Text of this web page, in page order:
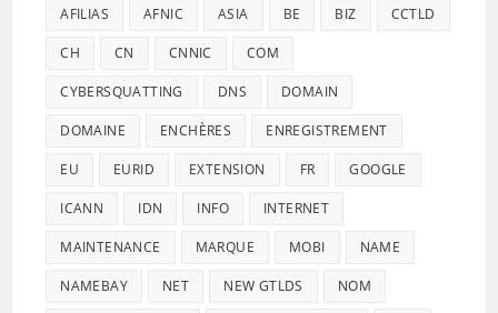
AFILIAS AFNIC ASIA BE BIZ CCTLD
CH CN CNNIC COM
CYBERSQUATTING DNS DOMAIN
DOMAINE ENCHÈRES ENREGISTREMENT
EU EURID EXTENSION FR GOOGLE
ICANN IDN INFO INTERNET
MAINTENANCE MARQUE MOBI NAME
NAMEBAY NET NEW GTLDS NOM